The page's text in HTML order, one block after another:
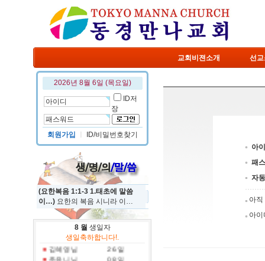
교회비젼소개 선
2026년 8월 6일 (목요일)
ID저
장
회원가입 ID/비밀번호찾기
(요한복음 1:1-3 1.태초에 말씀
이…) 요한의 복음 시니라 이…
8 월 생일자
생일축하합니다!.
정규진 님
19 일
홍진국 님
31 일
김혜영 님
26 일
주유니 님
08 일
아
패
자
아
아